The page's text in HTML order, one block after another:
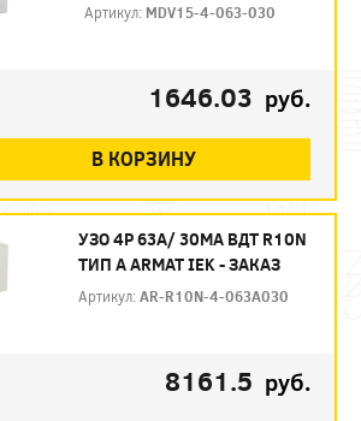
Артикул: MDV15-4-063-030
1646.03 руб.
В КОРЗИНУ
УЗО 4P 63А/ 30МА ВДТ R10N
ТИП А ARMAT IEK - ЗАКАЗ
Артикул:AR-R10N-4-063A030
8161.5 руб.